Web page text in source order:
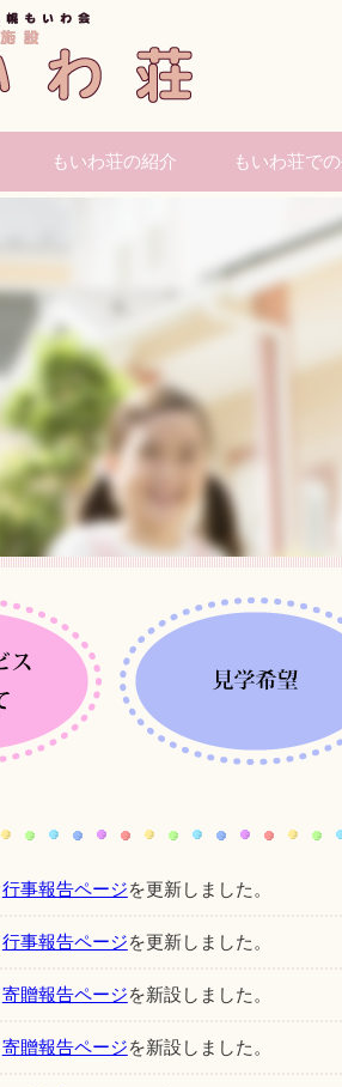
もいわ荘の紹介 もいわ荘で
行事報告ページを更新しました。
行事報告ページを更新しました。
寄贈報告ページを新設しました。
寄贈報告ページを新設しました。